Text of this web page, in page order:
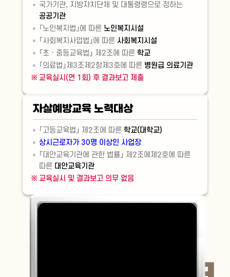
국가기관, 지방자치단체 및 대통령령으로 정하는
공공기관
「노인복지법」에 따른 노인복지시설
「사회복지사업법」에 따른 사회복지시설
「초ㆍ중등교육법」 제2조에 따른 학교
「의료법」제3조제2항제3호에 따른 병원급 의료기관
교육실시(연 1회) 후 결과보고 제출
자살예방교육 노력대상
「고등교육법」 제2조에 따른 학교(대학교)
상시근로자가 30명 이상인 사업장
「대안교육기관에 관한 법률」 제2조에제2호에 따른
따른 대안교육기관
교육실시 및 결과보고 의무 없음